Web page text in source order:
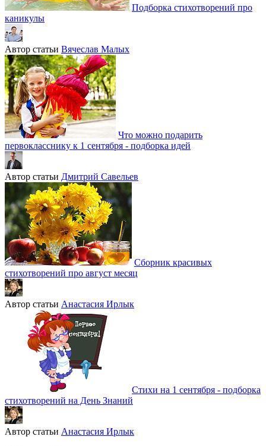
Подборка стихотворений про
каникулы
Автор статьи Вячеслав Малых
Что можно подарить
первокласснику к 1 сентября - подборка идей
Автор статьи Дмитрий Савельев
Сборник красивых
стихотворений про август месяц
Автор статьи Анастасия Ирлык
Стихи на 1 сентября - подборка
стихотворений на День Знаний
Автор статьи Анастасия Ирлык